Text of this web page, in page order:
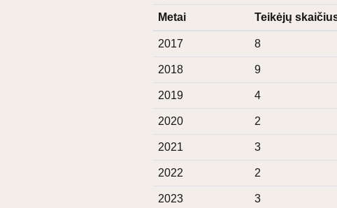
Metai Teikėjų
2017 8
2018 9
2019 4
2020 2
2021 3
2022 2
2023 3